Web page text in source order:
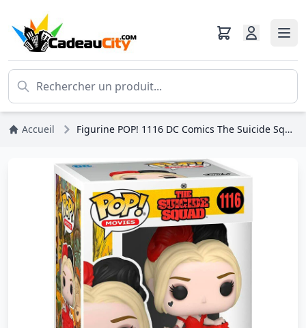
Accueil Figurine POP! 1116 DC Comics The Suicide Squad Harley Quinn Exclusive